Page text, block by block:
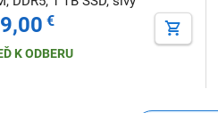
€
K ODBERU